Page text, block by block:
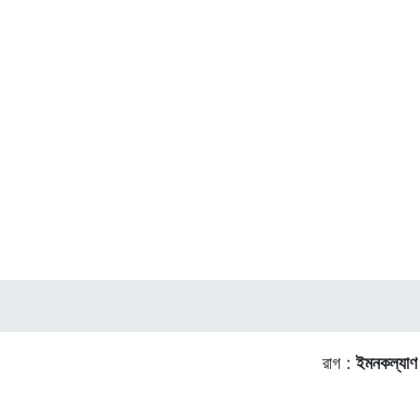
রাগ :ইমনকল্যাণ